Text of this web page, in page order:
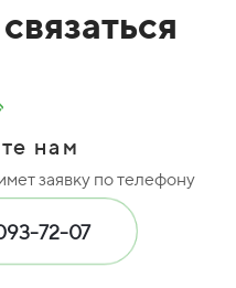
нам
заявку по телефону
72-07